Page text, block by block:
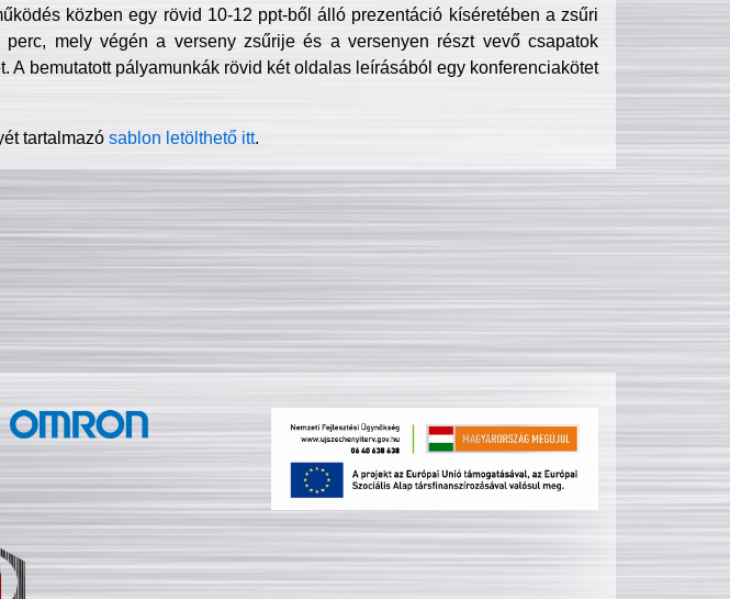
közben egy rövid 10-12 ppt-ből álló prezentáció kíséretében a zsűri
mely végén a verseny zsűrije és a versenyen részt vevő csapatok
A bemutatott pályamunkák rövid két oldalas leírásából egy konferenciakötet
tartalmazósablon letölthető itt.